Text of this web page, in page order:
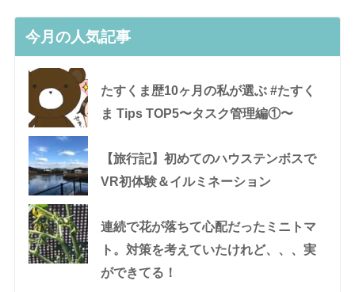
今月の人気記事
たすくま歴10ヶ月の私が選ぶ #たすく
ま Tips TOP5〜タスク管理編①〜
【旅行記】初めてのハウステンボスで
VR初体験＆イルミネーション
連続で花が落ちて心配だったミニトマ
ト。対策を考えていたけれど、、、実
ができてる！